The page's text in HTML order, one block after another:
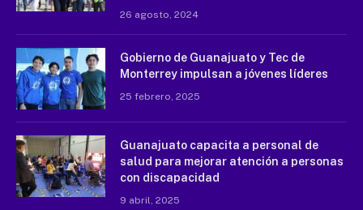
26 agosto, 2024
Gobierno de Guanajuato y Tec de
Monterrey impulsan a jóvenes líderes
25 febrero, 2025
Guanajuato capacita a personal de
salud para mejorar atención a personas
con discapacidad
9 abril, 2025